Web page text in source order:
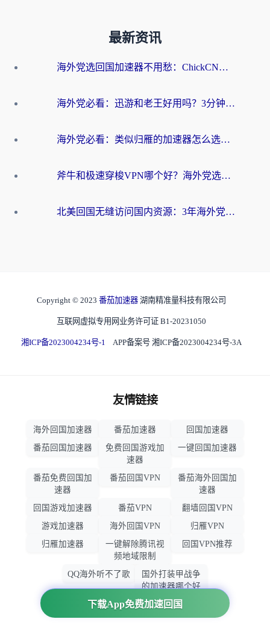
最新资讯
海外党选回国加速器不用愁：ChickCN和洞见哪个好？一篇搞定所有疑问
海外党必看：迅游和老王好用吗？3分钟选对加速国内网络的加速器
海外党必看：类似归雁的加速器怎么选？一篇搞定无缝访问国内资源
斧牛和极速穿梭VPN哪个好？海外党选回国加速器必看的真实对比与避坑指南
北美回国无缝访问国内资源：3年海外党亲测的加速器选择指南
下载App免费加速回国
Copyright © 2023 番茄加速器 湖南精准量科技有限公司
互联网虚拟专用网业务许可证 B1-20231050
湘ICP备2023004234号-1 APP备案号 湘ICP备2023004234号-3A
友情链接
海外回国加速器 番茄加速器
回国加速器
番茄回国加速器
免费回国游戏加
速器
一键回国加速器
番茄免费回国加
速器
番茄回国VPN
番茄海外回国加
速器
回国游戏加速器
番茄VPN
翻墙回国VPN
游戏加速器
海外回国VPN
归雁VPN
归雁加速器
一键解除腾讯视
频地域限制
回国VPN推荐
QQ海外听不了歌
国外打装甲战争
的加速器哪个好
用